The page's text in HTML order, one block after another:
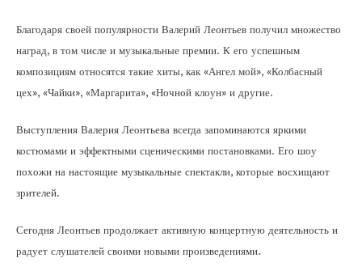
Благодаря своей популярности Валерий Леонтьев получил множество
наград, в том числе и музыкальные премии. К его успешным
композициям относятся такие хиты, как «Ангел мой», «Колбасный
цех», «Чайки», «Маргарита», «Ночной клоун» и другие.
Выступления Валерия Леонтьева всегда запоминаются яркими
костюмами и эффектными сценическими постановками. Его шоу
похожи на настоящие музыкальные спектакли, которые восхищают
зрителей.
Сегодня Леонтьев продолжает активную концертную деятельность и
радует слушателей своими новыми произведениями.